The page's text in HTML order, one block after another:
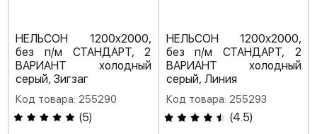
НЕЛЬСОН 1200х2000,
без п/м СТАНДАРТ, 2
ВАРИАНТ холодный
серый, Зигзаг
Код товара: 255290
(5)
НЕЛЬСОН 1200х2000,
без п/м СТАНДАРТ, 2
ВАРИАНТ холодный
серый, Линия
Код товара: 255293
(4.5)